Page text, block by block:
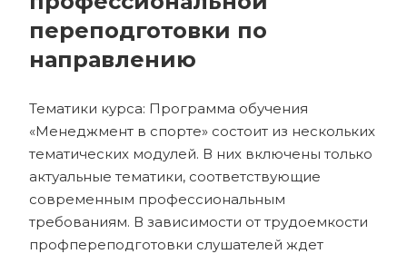
переподготовки по
направлению
Тематики курса: Программа обучения
«Менеджмент в спорте» состоит из нескольких
тематических модулей. В них включены только
актуальные тематики, соответствующие
современным профессиональным
требованиям. В зависимости от трудоемкости
профпереподготовки слушателей ждет